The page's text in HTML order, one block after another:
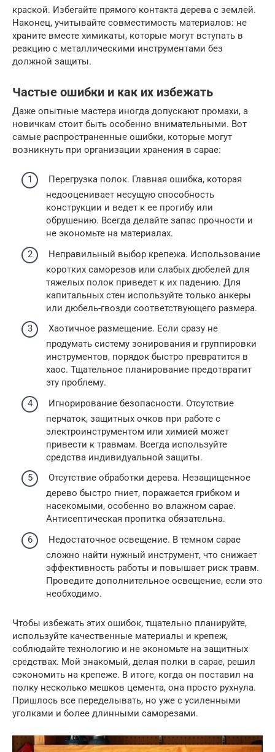
краской. Избегайте прямого контакта дерева с землей.
Наконец, учитывайте совместимость материалов: не
храните вместе химикаты, которые могут вступать в
реакцию с металлическими инструментами без
должной защиты.
Частые ошибки и как их избежать
Даже опытные мастера иногда допускают промахи, а
новичкам стоит быть особенно внимательными. Вот
самые распространенные ошибки, которые могут
возникнуть при организации хранения в сарае:
Перегрузка полок. Главная ошибка, которая
недооценивает несущую способность
конструкции и ведет к ее прогибу или
обрушению. Всегда делайте запас прочности и
не экономьте на материалах.
Неправильный выбор крепежа. Использование
коротких саморезов или слабых дюбелей для
тяжелых полок приведет к их падению. Для
капитальных стен используйте только анкеры
или дюбель-гвозди соответствующего размера.
Хаотичное размещение. Если сразу не
продумать систему зонирования и группировки
инструментов, порядок быстро превратится в
хаос. Тщательное планирование предотвратит
эту проблему.
Игнорирование безопасности. Отсутствие
перчаток, защитных очков при работе с
электроинструментом или химией может
привести к травмам. Всегда используйте
средства индивидуальной защиты.
Отсутствие обработки дерева. Незащищенное
дерево быстро гниет, поражается грибком и
насекомыми, особенно во влажном сарае.
Антисептическая пропитка обязательна.
Недостаточное освещение. В темном сарае
сложно найти нужный инструмент, что снижает
эффективность работы и повышает риск травм.
Проведите дополнительное освещение, если это
необходимо.
Чтобы избежать этих ошибок, тщательно планируйте,
используйте качественные материалы и крепеж,
соблюдайте технологию и не экономьте на защитных
средствах. Мой знакомый, делая полки в сарае, решил
сэкономить на крепеже. В итоге, когда он поставил на
полку несколько мешков цемента, она просто рухнула.
Пришлось все переделывать, но уже с усиленными
уголками и более длинными саморезами.